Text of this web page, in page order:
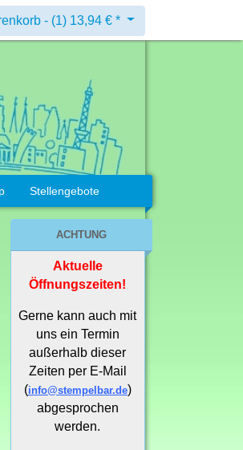
- (1) 13,94 € *
Stellengebote
ACHTUNG
Aktuelle
Öffnungszeiten!
Gerne kann auch mit
uns ein Termin
außerhalb dieser
Zeiten per E-Mail
(info@stempelbar.de)
abgesprochen
werden.